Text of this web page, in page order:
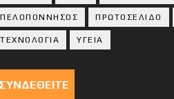
ΠΕΛΟΠΟΝΝΗΣΟΣ ΠΡΩΤΟΣΕΛΙΔΟ
ΤΕΧΝΟΛΟΓΙΑ ΥΓΕΙΑ
ΣΥΝΔΕΘΕΙΤΕ